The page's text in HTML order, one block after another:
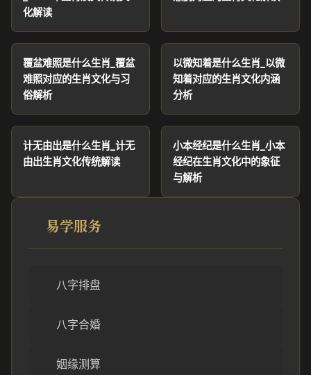
化解读
覆盆难照是什么生肖_覆盆
难照对应的生肖文化与习
俗解析
以微知着是什么生肖_以微
知着对应的生肖文化内涵
分析
计无由出是什么生肖_计无
由出生肖文化传统解读
小本经纪是什么生肖_小本
经纪在生肖文化中的象征
与解析
易学服务
八字排盘
八字合婚
姻缘测算